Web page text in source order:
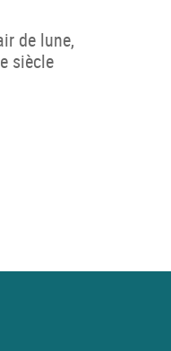
de lune,
siècle